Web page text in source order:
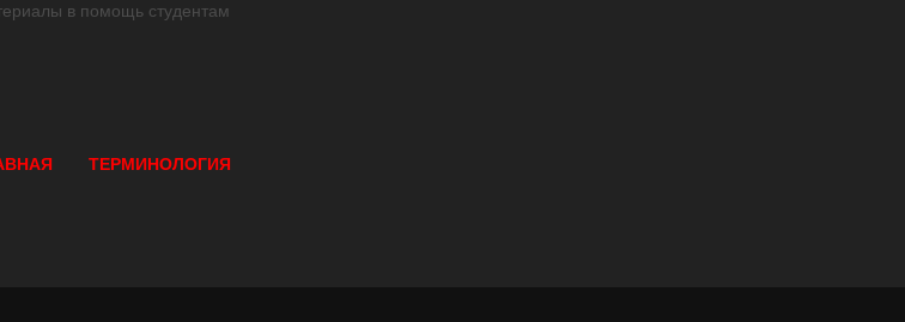
в помощь студентам
ТЕРМИНОЛОГИЯ